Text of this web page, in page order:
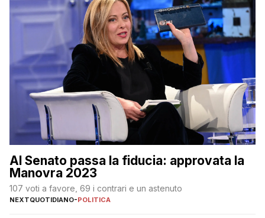
Al Senato passa la fiducia: approvata la
Manovra 2023
107 voti a favore, 69 i contrari e un astenuto
NEXTQUOTIDIANO-POLITICA